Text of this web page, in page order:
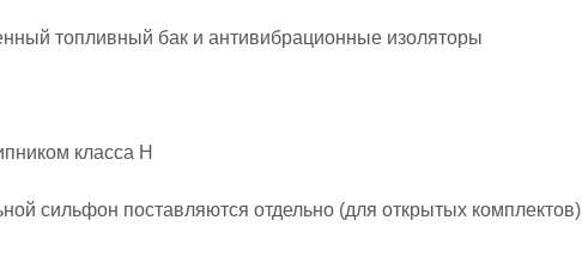
топливный бак и антивибрационные изоляторы
класса H
сильфон поставляются отдельно (для открытых комплектов)